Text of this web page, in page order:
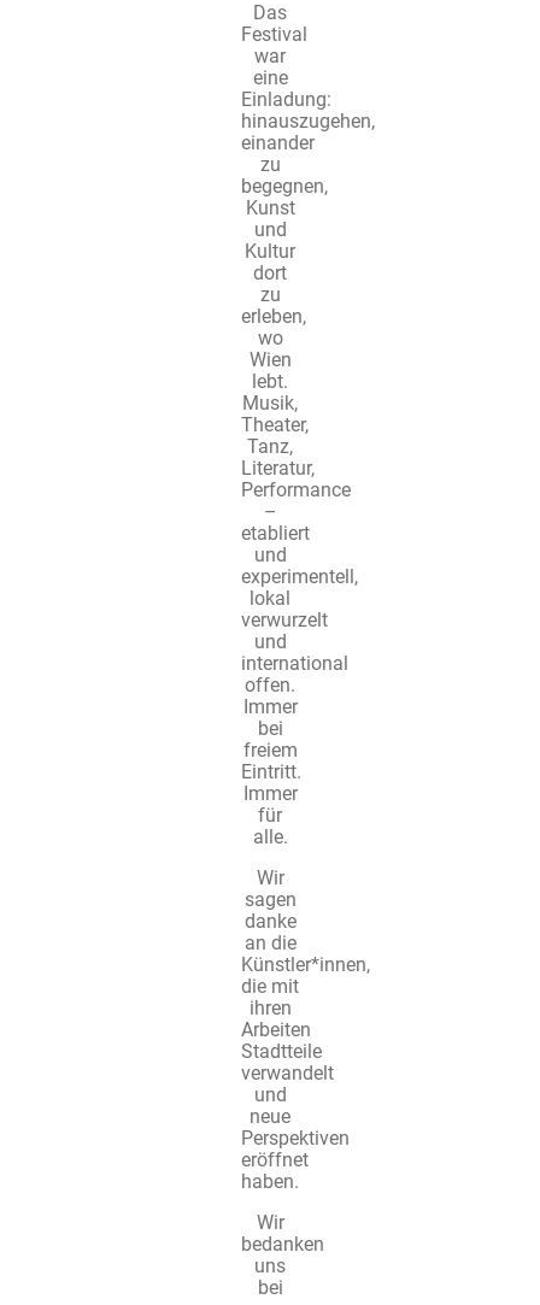
Das
Festival
war
eine
Einladung:
hinauszugehen,
einander
zu
begegnen,
Kunst
und
Kultur
dort
zu
erleben,
wo
Wien
lebt.
Musik,
Theater,
Tanz,
Literatur,
Performance
–
etabliert
und
experimentell,
lokal
verwurzelt
und
international
offen.
Immer
bei
freiem
Eintritt.
Immer
für
alle.
Wir
sagen
danke
an die
Künstler*innen,
die mit
ihren
Arbeiten
Stadtteile
verwandelt
und
neue
Perspektiven
eröffnet
haben.
Wir
bedanken
uns
bei